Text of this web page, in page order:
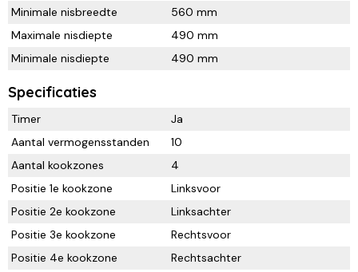
Minimale nisbreedte
560 mm
Maximale nisdiepte
490 mm
Minimale nisdiepte
490 mm
Specificaties
Timer
Ja
Aantal vermogensstanden
10
Aantal kookzones
4
Positie 1e kookzone
Linksvoor
Positie 2e kookzone
Linksachter
Positie 3e kookzone
Rechtsvoor
Positie 4e kookzone
Rechtsachter